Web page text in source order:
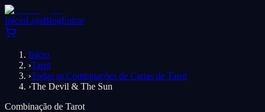
InícioLojaBlogEntrar
Início
›Tarot
›Todas as Combinações de Cartas de Tarot
›The Devil & The Sun
Combinação de Tarot